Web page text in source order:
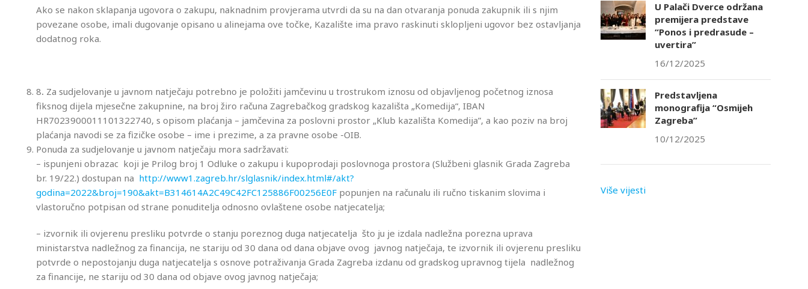
Ako se nakon sklapanja ugovora o zakupu, naknadnim provjerama utvrdi da su na dan otvaranja ponuda zakupnik ili s njim
povezane osobe, imali dugovanje opisano u alinejama ove točke, Kazalište ima pravo raskinuti sklopljeni ugovor bez ostavljanja
dodatnog roka.
8. Za sudjelovanje u javnom natječaju potrebno je položiti jamčevinu u trostrukom iznosu od objavljenog početnog iznosa
fiksnog dijela mjesečne zakupnine, na broj žiro računa Zagrebačkog gradskog kazališta „Komedija“, IBAN
HR7023900011101322740, s opisom plaćanja – jamčevina za poslovni prostor „Klub kazališta Komedija”, a kao poziv na broj
plaćanja navodi se za fizičke osobe – ime i prezime, a za pravne osobe -OIB.
Ponuda za sudjelovanje u javnom natječaju mora sadržavati:
– ispunjeni obrazac koji je Prilog broj 1 Odluke o zakupu i kupoprodaji poslovnoga prostora (Službeni glasnik Grada Zagreba
br. 19/22.) dostupan na http://www1.zagreb.hr/slglasnik/index.html#/akt?
godina=2022&broj=190&akt=B314614A2C49C42FC125886F00256E0F popunjen na računalu ili ručno tiskanim slovima i
vlastoručno potpisan od strane ponuditelja odnosno ovlaštene osobe natjecatelja;
– izvornik ili ovjerenu presliku potvrde o stanju poreznog duga natjecatelja što ju je izdala nadležna porezna uprava
ministarstva nadležnog za financija, ne stariju od 30 dana od dana objave ovog javnog natječaja, te izvornik ili ovjerenu presliku
potvrde o nepostojanju duga natjecatelja s osnove potraživanja Grada Zagreba izdanu od gradskog upravnog tijela nadležnog
za financije, ne stariju od 30 dana od objave ovog javnog natječaja;
U Palači Dverce održana
premijera predstave
“Ponos i predrasude –
uvertira”
16/12/2025
Predstavljena
monografija “Osmijeh
Zagreba”
10/12/2025
Više vijesti